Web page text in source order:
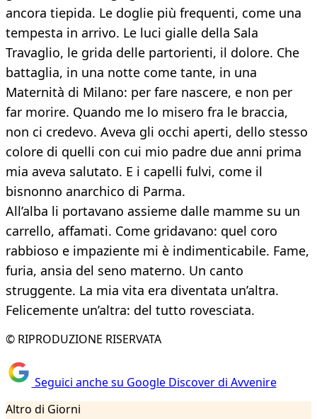
ancora tiepida. Le doglie più frequenti, come una
tempesta in arrivo. Le luci gialle della Sala
Travaglio, le grida delle partorienti, il dolore. Che
battaglia, in una notte come tante, in una
Maternità di Milano: per fare nascere, e non per
far morire. Quando me lo misero fra le braccia,
non ci credevo. Aveva gli occhi aperti, dello stesso
colore di quelli con cui mio padre due anni prima
mia aveva salutato. E i capelli fulvi, come il
bisnonno anarchico di Parma.
All’alba li portavano assieme dalle mamme su un
carrello, affamati. Come gridavano: quel coro
rabbioso e impaziente mi è indimenticabile. Fame,
furia, ansia del seno materno. Un canto
struggente. La mia vita era diventata un’altra.
Felicemente un’altra: del tutto rovesciata.
© RIPRODUZIONE RISERVATA
Seguici anche su Google Discover di Avvenire
Altro di Giorni